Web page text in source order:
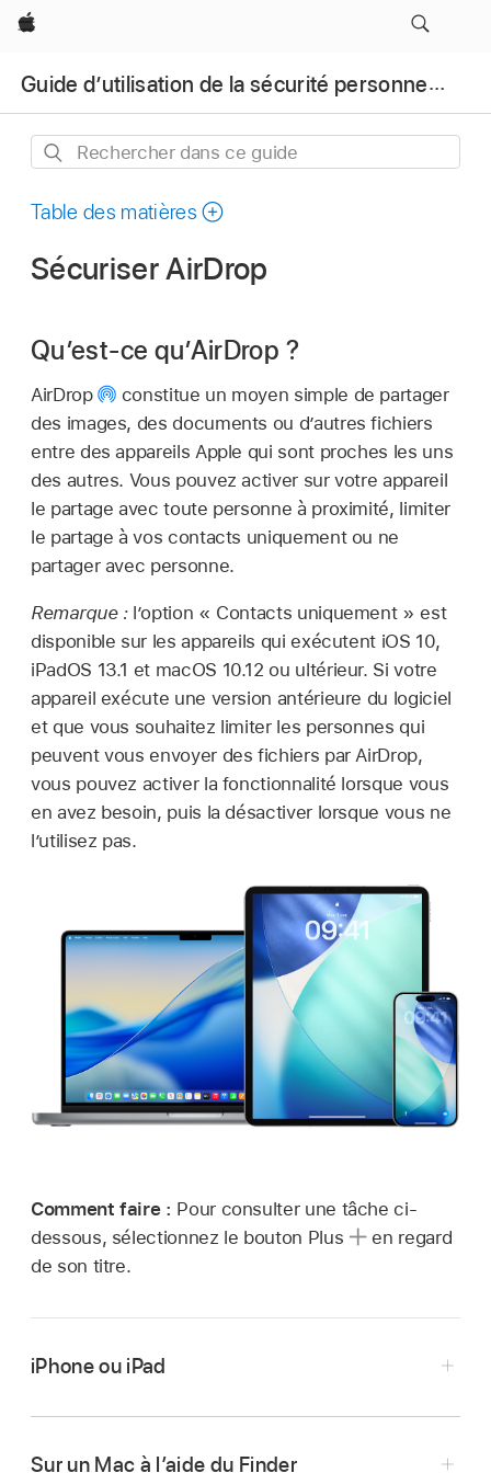
Apple
Guide d’utilisation de la sécurité personnelle d’Apple
Rechercher
ce
Table des matières
Sécuriser AirDrop
Qu’est-ce qu’AirDrop ?
AirDrop
constitue un moyen simple de partager
des images, des documents ou d’autres fichiers
entre des appareils Apple qui sont proches les uns
des autres. Vous pouvez activer sur votre appareil
le partage avec toute personne à proximité, limiter
le partage à vos contacts uniquement ou ne
partager avec personne.
Remarque : l’option « Contacts uniquement » est
disponible sur les appareils qui exécutent iOS 10,
iPadOS 13.1 et macOS 10.12 ou ultérieur. Si votre
appareil exécute une version antérieure du logiciel
et que vous souhaitez limiter les personnes qui
peuvent vous envoyer des fichiers par AirDrop,
vous pouvez activer la fonctionnalité lorsque vous
en avez besoin, puis la désactiver lorsque vous ne
l’utilisez pas.
Comment faire : Pour consulter une tâche ci-
dessous, sélectionnez le bouton Plus
en regard
de son titre.
iPhone ou iPad
l’option qui vous convient le mieux.
Sur un Mac à l’aide du Finder